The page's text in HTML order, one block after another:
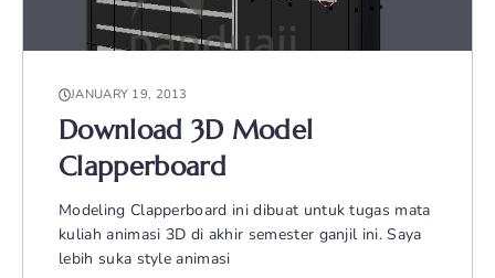
JANUARY 19, 2013
Download 3D Model
Clapperboard
Modeling Clapperboard ini dibuat untuk tugas mata
kuliah animasi 3D di akhir semester ganjil ini. Saya
lebih suka style animasi